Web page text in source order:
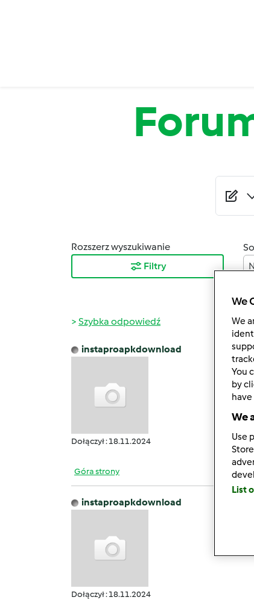
Rozszerz wyszukiwanie
Filtry
Szybka odpowiedź
instaproapkdownload
Dołączył : 18.11.2024
Góra strony
instaproapkdownload
Dołączył : 18.11.2024
We
We
You
by
We
Use
List